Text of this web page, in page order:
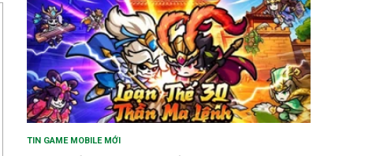
TIN GAME MOBILE MỚI